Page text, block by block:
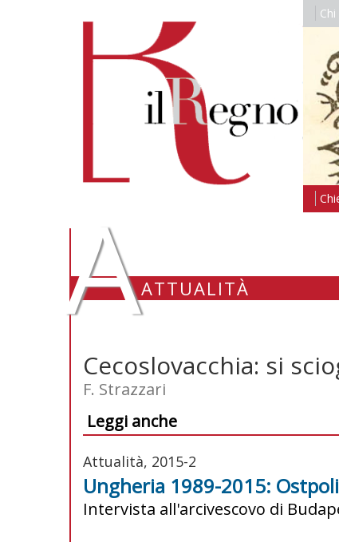
AATTUALITÀ
Cecoslovacchia: si
F. Strazzari
Leggi anche
Attualità, 2015-2
Ungheria 1989-2015:
Intervista all'arcivescovo di